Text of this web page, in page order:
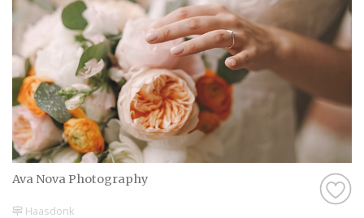
Ava Nova Photography
Haasdonk